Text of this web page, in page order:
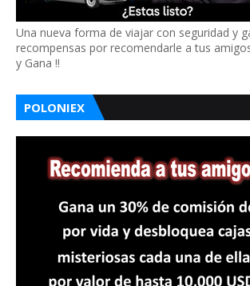
Una nueva forma de viajar con seguridad y
recompensas por recomendarle a tus
y Gana !!
POLONIEX